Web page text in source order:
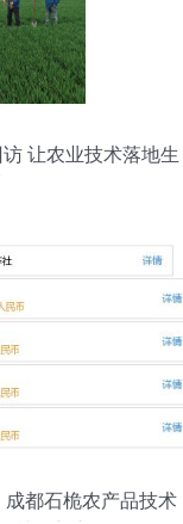
让农业技术落地生
都石桅农产品技术